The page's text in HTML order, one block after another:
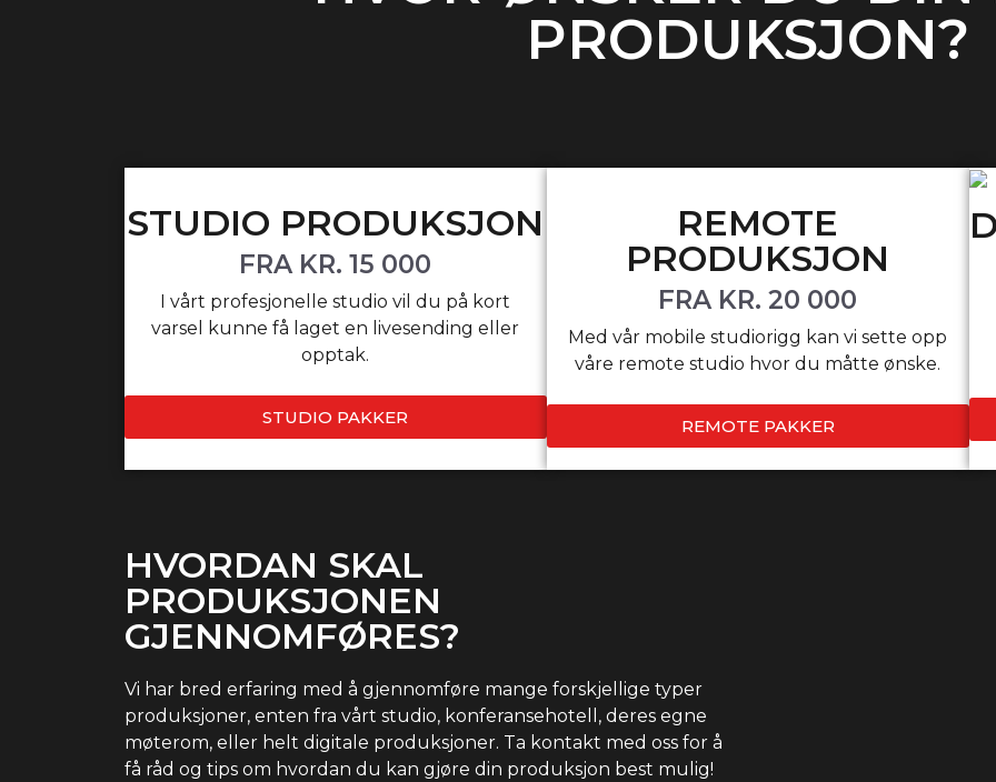
PRODUKSJON?
STUDIO PRODUKSJON
FRA KR. 15 000
I vårt profesjonelle studio vil du på kort
varsel kunne få laget en livesending eller
opptak.
STUDIO PAKKER
REMOTE
PRODUKSJON
FRA KR. 20 000
Med vår mobile studiorigg kan vi sette opp
våre remote studio hvor du måtte ønske.
REMOTE PAKKER
HVORDAN SKAL
PRODUKSJONEN
GJENNOMFØRES?
Vi har bred erfaring med å gjennomføre mange forskjellige typer
produksjoner, enten fra vårt studio, konferansehotell, deres egne
møterom, eller helt digitale produksjoner. Ta kontakt med oss for å
få råd og tips om hvordan du kan gjøre din produksjon best mulig!